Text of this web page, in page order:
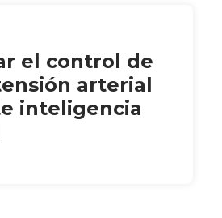
el control de
arterial
inteligencia